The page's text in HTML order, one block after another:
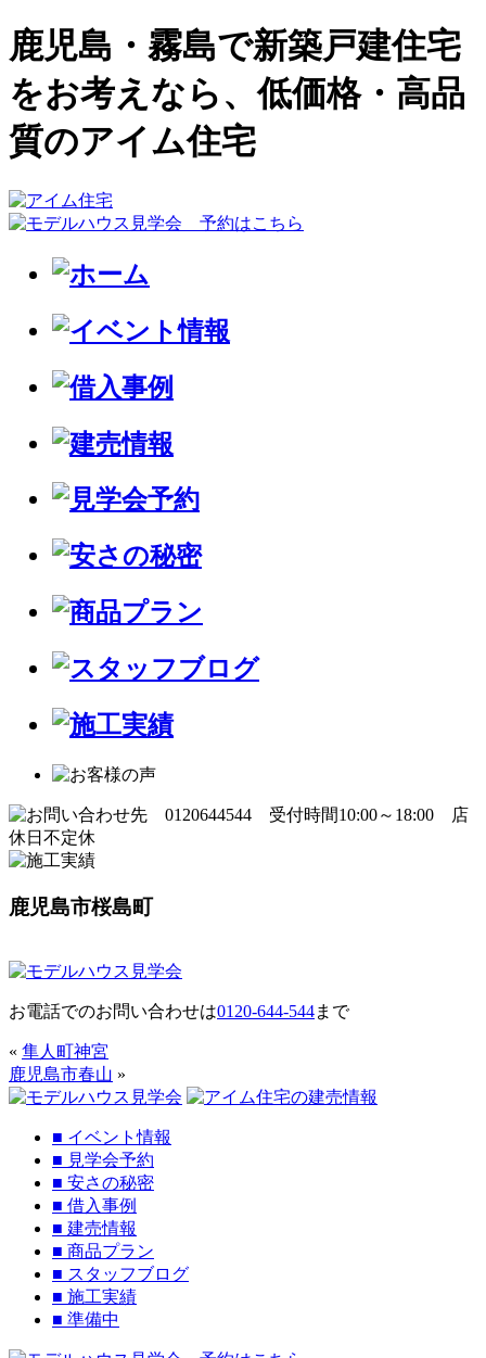
鹿児島・霧島で新築戸建住宅
をお考えなら、低価格・高品
質のアイム住宅
鹿児島市桜島町
お電話でのお問い合わせは0120-644-544まで
« 隼人町神宮
鹿児島市春山 »
■ イベント情報
■ 見学会予約
■ 安さの秘密
■ 借入事例
■ 建売情報
■ 商品プラン
■ スタッフブログ
■ 施工実績
■ 準備中